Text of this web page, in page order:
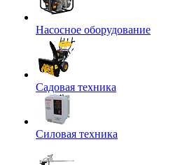
Насосное оборудование
Садовая техника
Силовая техника